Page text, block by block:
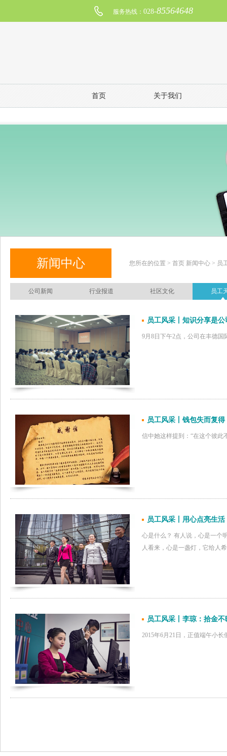
服务热线： 028-85564648
首页 关于我们
新闻中心 您所在的位置 > 首页 新闻中心 > 员
公司新闻 行业报道 社区文化 员工
员工风采丨知识分享是
9月8日下午2点，公司在丰德
员工风采丨钱包失而复
信中她这样提到：“在这个彼此
员工风采丨用心点亮生活
心是什么？ 有人说，心是一个
人看来，心是一盏灯，它给人
员工风采丨李琼：拾金不
2015年6月21日，正值端午小